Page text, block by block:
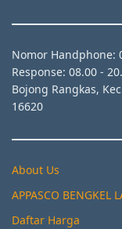
Nomor Handphone:
Response: 08.00 -
Bojong Rangkas,
16620
About Us
APPASCO BENGKEL
Daftar Harga